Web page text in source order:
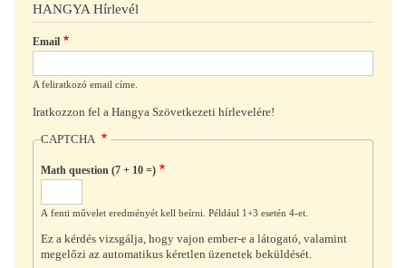
HANGYA Hírlevél
Email
A feliratkozó email címe.
Iratkozzon fel a Hangya Szövetkezeti hírlevelére!
CAPTCHA
Math question (7 + 10 =)
A fenti művelet eredményét kell beírni. Például 1+3 esetén 4-et.
Ez a kérdés vizsgálja, hogy vajon ember-e a látogató, valamint
megelőzi az automatikus kéretlen üzenetek beküldését.